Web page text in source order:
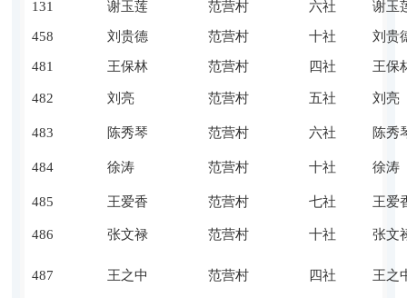
131 谢玉莲 范营村 六社 谢玉
458 刘贵德 范营村 十社 刘贵
481 王保林 范营村 四社 王保
482 刘亮 范营村 五社 刘亮
483 陈秀琴 范营村 六社 陈秀
484 徐涛 范营村 十社 徐涛
485 王爱香 范营村 七社 王爱
486 张文禄 范营村 十社 张文
487 王之中 范营村 四社 王之